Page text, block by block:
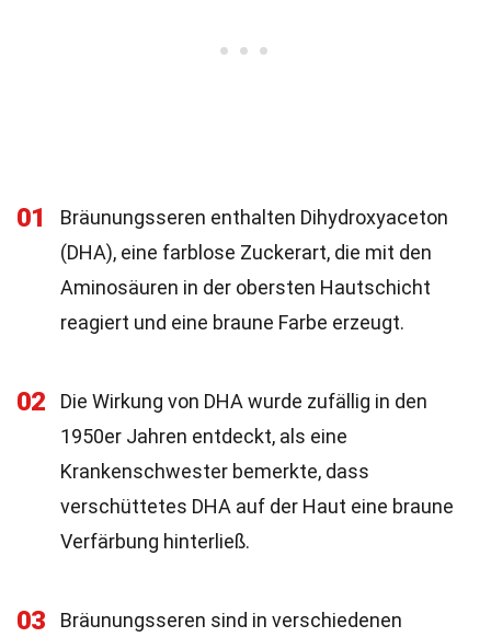
01
Bräunungsseren enthalten Dihydroxyaceton
(DHA), eine farblose Zuckerart, die mit den
Aminosäuren in der obersten Hautschicht
reagiert und eine braune Farbe erzeugt.
02
Die Wirkung von DHA wurde zufällig in den
1950er Jahren entdeckt, als eine
Krankenschwester bemerkte, dass
verschüttetes DHA auf der Haut eine braune
Verfärbung hinterließ.
03
Bräunungsseren sind in verschiedenen